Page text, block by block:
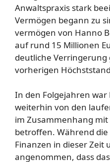
Anwaltspraxis stark
Vermögen begann zu
vermögen von Hanno
auf rund 15 Millionen
deutliche
vorherigen
In den Folgejahren war
weiterhin von den
im Zusammenhang mit
betroffen. Während
Finanzen in dieser Zeit
angenommen, dass